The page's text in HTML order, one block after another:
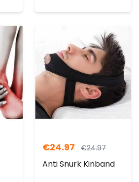
€24.97 €24.97
Anti Snurk Kinband